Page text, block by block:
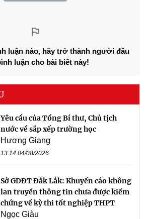
luận nào, hãy trở thành người đầu
luận cho bài biết này!
Yêu cầu của Tổng Bí thư, Chủ tịch
nước về sắp xếp trường học
Hương Giang
13:14 04/08/2026
Sở GDĐT Đắk Lắk: Khuyến cáo không
lan truyền thông tin chưa được kiểm
chứng về kỳ thi tốt nghiệp THPT
Ngọc Giàu